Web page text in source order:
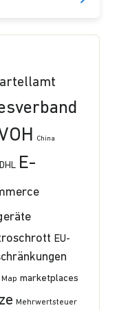
China
DHL E-
EU-
Map marketplaces
Mehrwertsteuer